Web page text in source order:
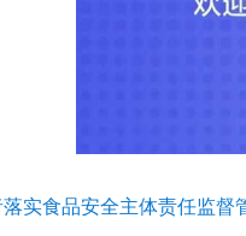
实食品安全主体责任监督